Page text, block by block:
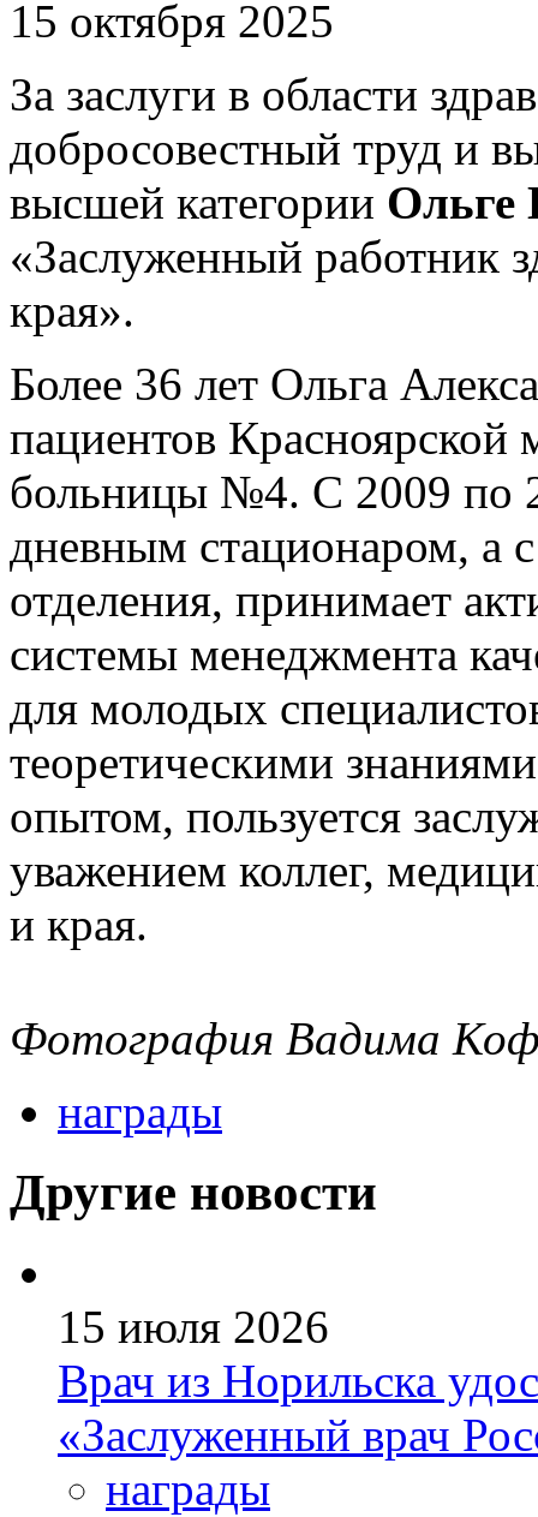
15 октября 2025
За заслуги в области
добросовестный труд и
высшей категории Ольге
«Заслуженный работник
края».
Более 36 лет Ольга
пациентов
больницы №4. С 2009 по
дневным стационаром, а
отделения, принимает
системы менеджмента
для молодых
теоретическими
опытом, пользуется
уважением коллег,
и края.
Фотография Вадима
награды
Другие новости
15 июля 2026
Врач из Норильска
«Заслуженный врач
награды